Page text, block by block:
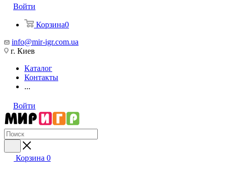
Войти
Корзина0
info@mir-igr.com.ua
г. Киев
Каталог
Контакты
...
Войти
Корзина 0